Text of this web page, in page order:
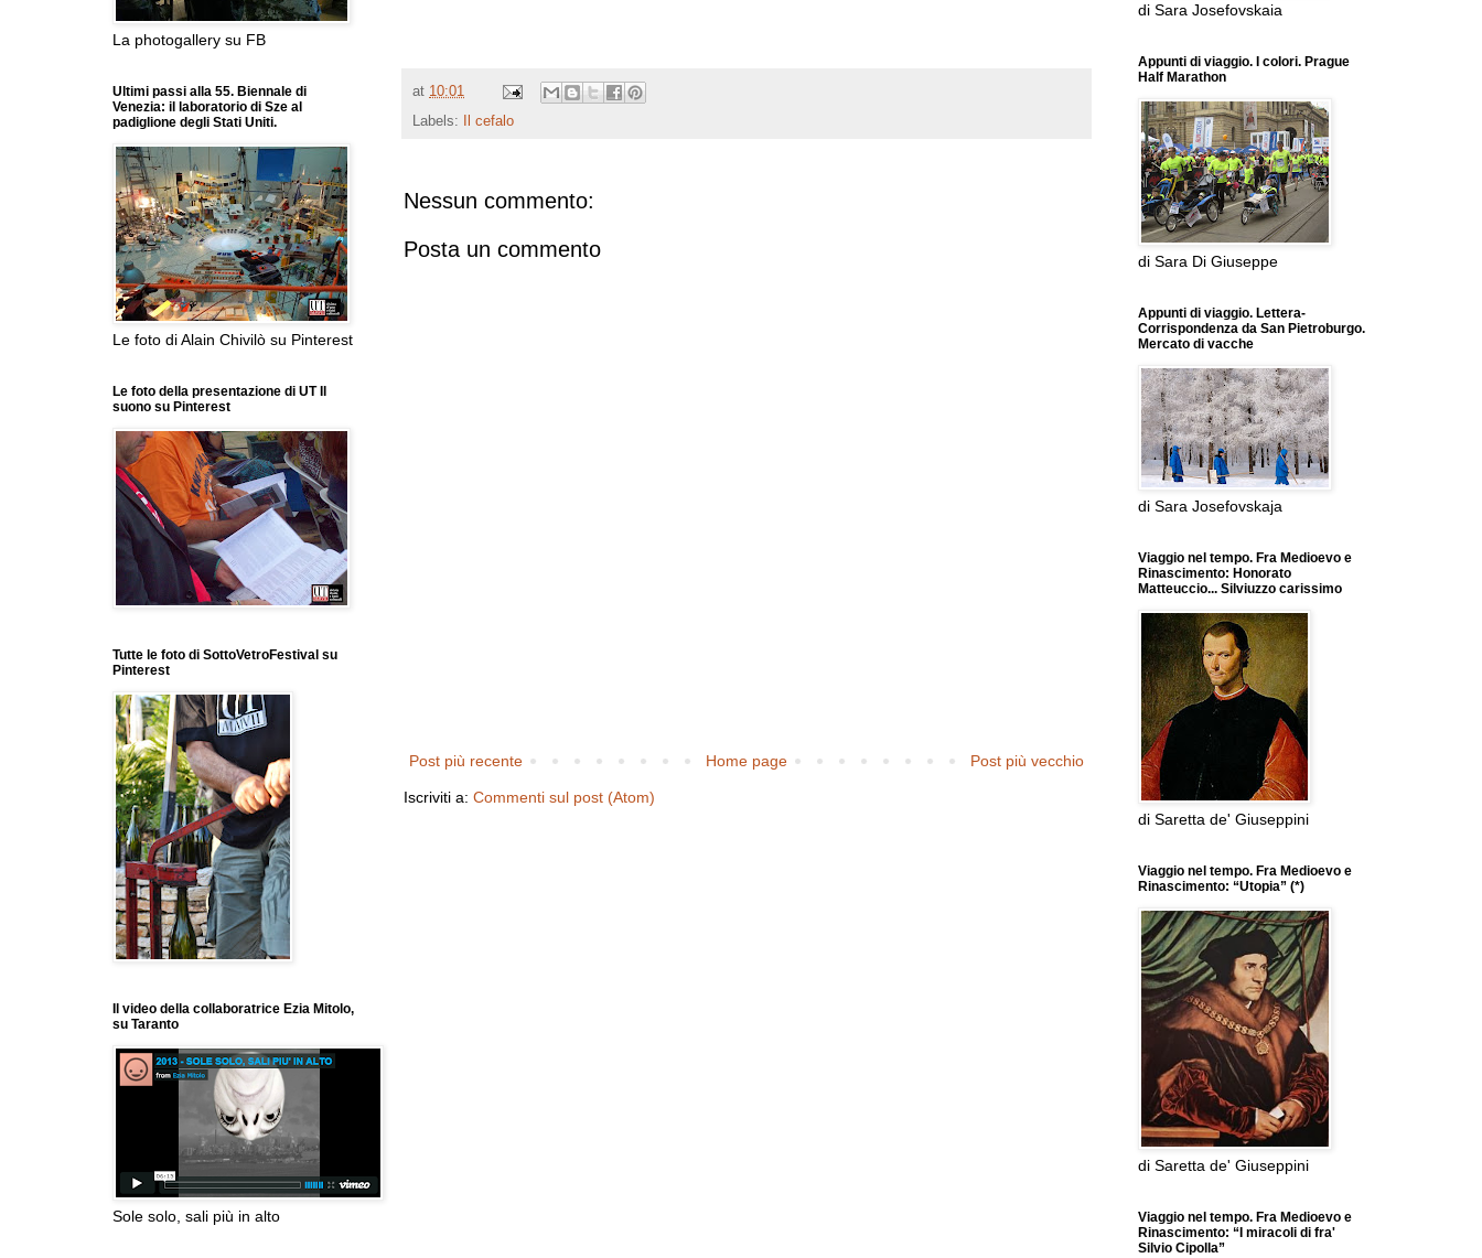
at 10:01
Labels:
Il cefalo
Nessun commento:
Posta un commento
Post più recente Post più vecchio
Home page
Iscriviti a: Commenti sul post (Atom)
La photogallery su FB
Ultimi passi alla 55. Biennale di
Venezia: il laboratorio di Sze al
padiglione degli Stati Uniti.
Le foto di Alain Chivilò su Pinterest
Le foto della presentazione di UT Il
suono su Pinterest
Tutte le foto di SottoVetroFestival su
Pinterest
Il video della collaboratrice Ezia Mitolo,
su Taranto
Sole solo, sali più in alto
di Sara Josefovskaia
Appunti di viaggio. I colori. Prague
Half Marathon
di Sara Di Giuseppe
Appunti di viaggio. Lettera-
Corrispondenza da San Pietroburgo.
Mercato di vacche
di Sara Josefovskaja
Viaggio nel tempo. Fra Medioevo e
Rinascimento: Honorato
Matteuccio... Silviuzzo carissimo
di Saretta de' Giuseppini
Viaggio nel tempo. Fra Medioevo e
Rinascimento: “Utopia” (*)
di Saretta de' Giuseppini
Viaggio nel tempo. Fra Medioevo e
Rinascimento: “I miracoli di fra'
Silvio Cipolla”